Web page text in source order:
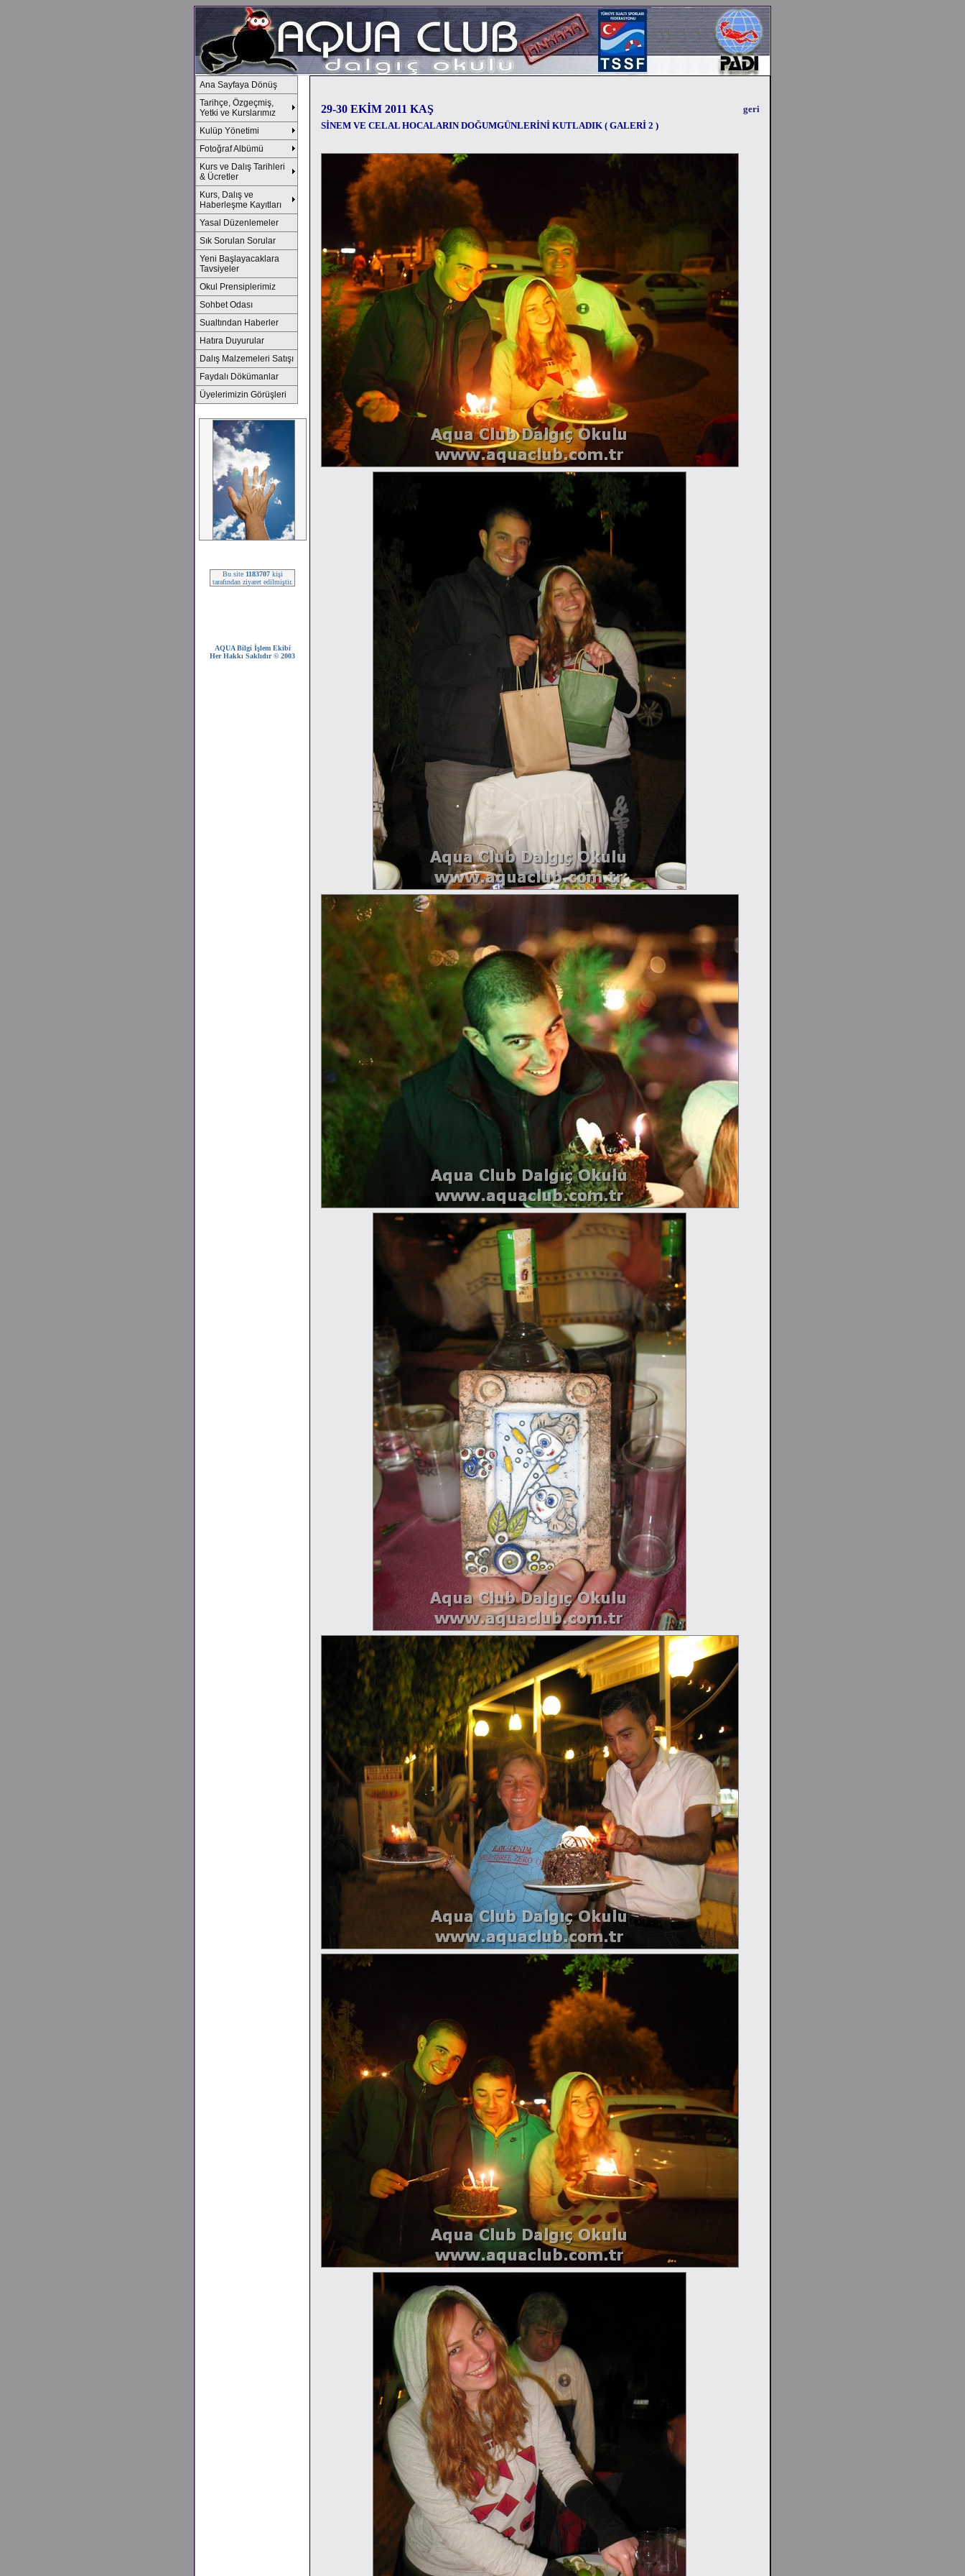
Ana Sayfaya Dönüş
Tarihçe, Özgeçmiş,
Yetki ve Kurslarımız
Kulüp Yönetimi
Fotoğraf Albümü
Kurs ve Dalış Tarihleri
& Ücretler
Kurs, Dalış ve
Haberleşme Kayıtları
Yasal Düzenlemeler
Sık Sorulan Sorular
Yeni Başlayacaklara
Tavsiyeler
Okul Prensiplerimiz
Sohbet Odası
Sualtından Haberler
Hatıra Duyurular
Dalış Malzemeleri Satışı
Faydalı Dökümanlar
Üyelerimizin Görüşleri
2008 SEZONU !!!
Bu site 1183707kişi
tarafından ziyaret edilmiştir.
AQUA Bilgi İşlem Ekibi
Her Hakkı Saklıdır © 2003
29-30 EKİM 2011 KAŞ
geri
SİNEM VE CELAL HOCALARIN DOĞUMGÜNLERİNİ KUTLADIK ( GALERİ 2 )